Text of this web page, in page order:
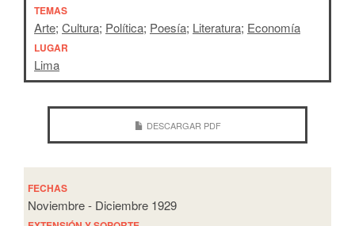
TEMAS
Arte; Cultura; Política; Poesía; Literatura; Economía
LUGAR
Lima
DESCARGAR PDF
FECHAS
Noviembre - Diciembre 1929